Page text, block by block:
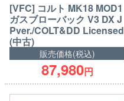
[VFC] コルト MK18 MOD1
ガスブローバック V3 DX J
Pver./COLT&DD Licensed
(中古)
販売価格(税込)
87,980円